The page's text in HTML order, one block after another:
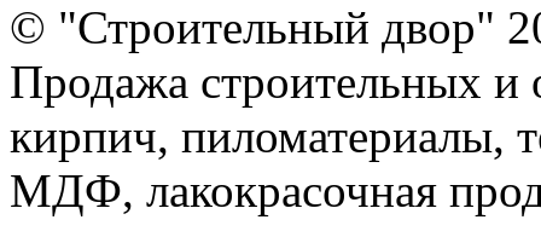
© "Строительный двор"
Продажа строительных и
кирпич, пиломатериалы,
МДФ, лакокрасочная